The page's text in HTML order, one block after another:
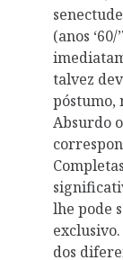
(anos
talvez
póstumo,
Absurdo
lhe pode
dos